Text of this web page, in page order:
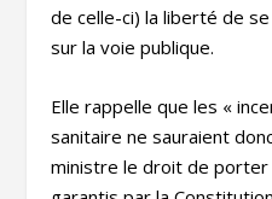
de celle-ci) la liberté de
sur la voie publique.
Elle rappelle que les «
sanitaire ne sauraient
ministre le droit de